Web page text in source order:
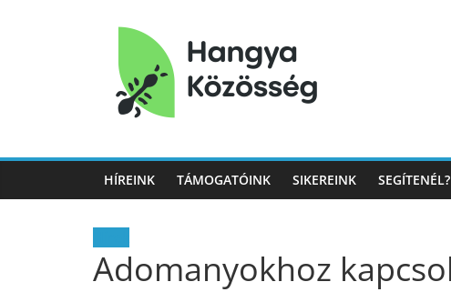
Hangya
Közösség
Hangya
Közösség
HÍREINK TÁMOGATÓINK SIKEREINK SEGÍTENÉL?
Adomanyokhoz